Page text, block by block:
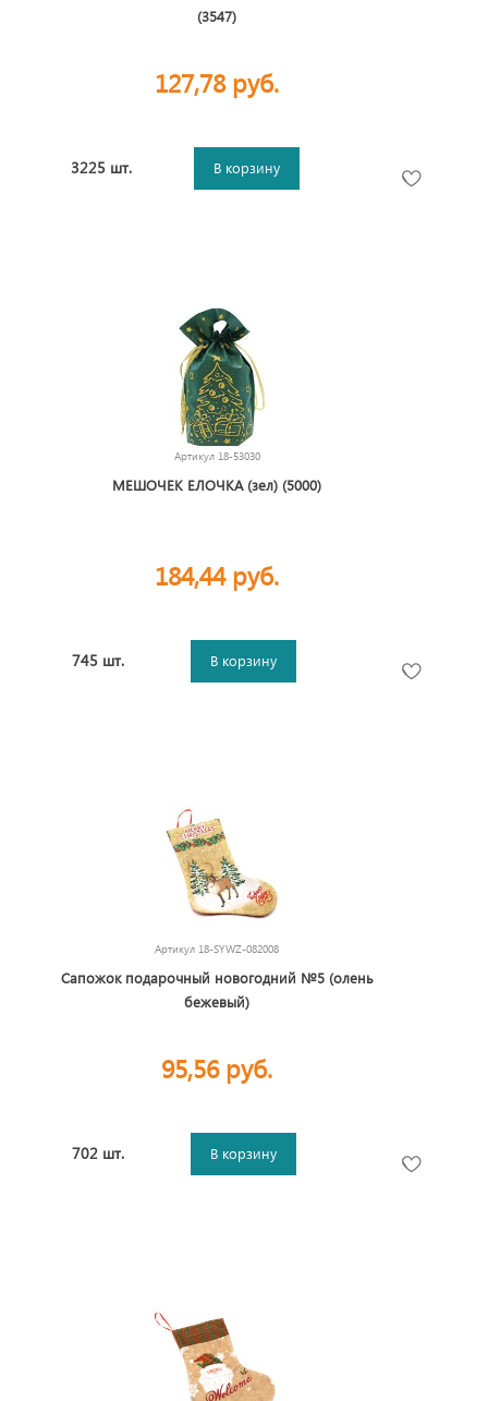
(3547)
127,78 руб.
3225 шт. В корзину
Артикул 18-53030
МЕШОЧЕК ЕЛОЧКА (зел) (5000)
184,44 руб.
745 шт. В корзину
Артикул 18-SYWZ-082008
Сапожок подарочный новогодний №5 (олень
бежевый)
95,56 руб.
702 шт. В корзину